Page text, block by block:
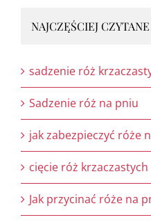
NAJCZĘŚCIEJ CZYTANE
sadzenie róż
Sadzenie róż na pniu
jak zabezpieczyć róże
cięcie róż krzaczastych
Jak przycinać róże na